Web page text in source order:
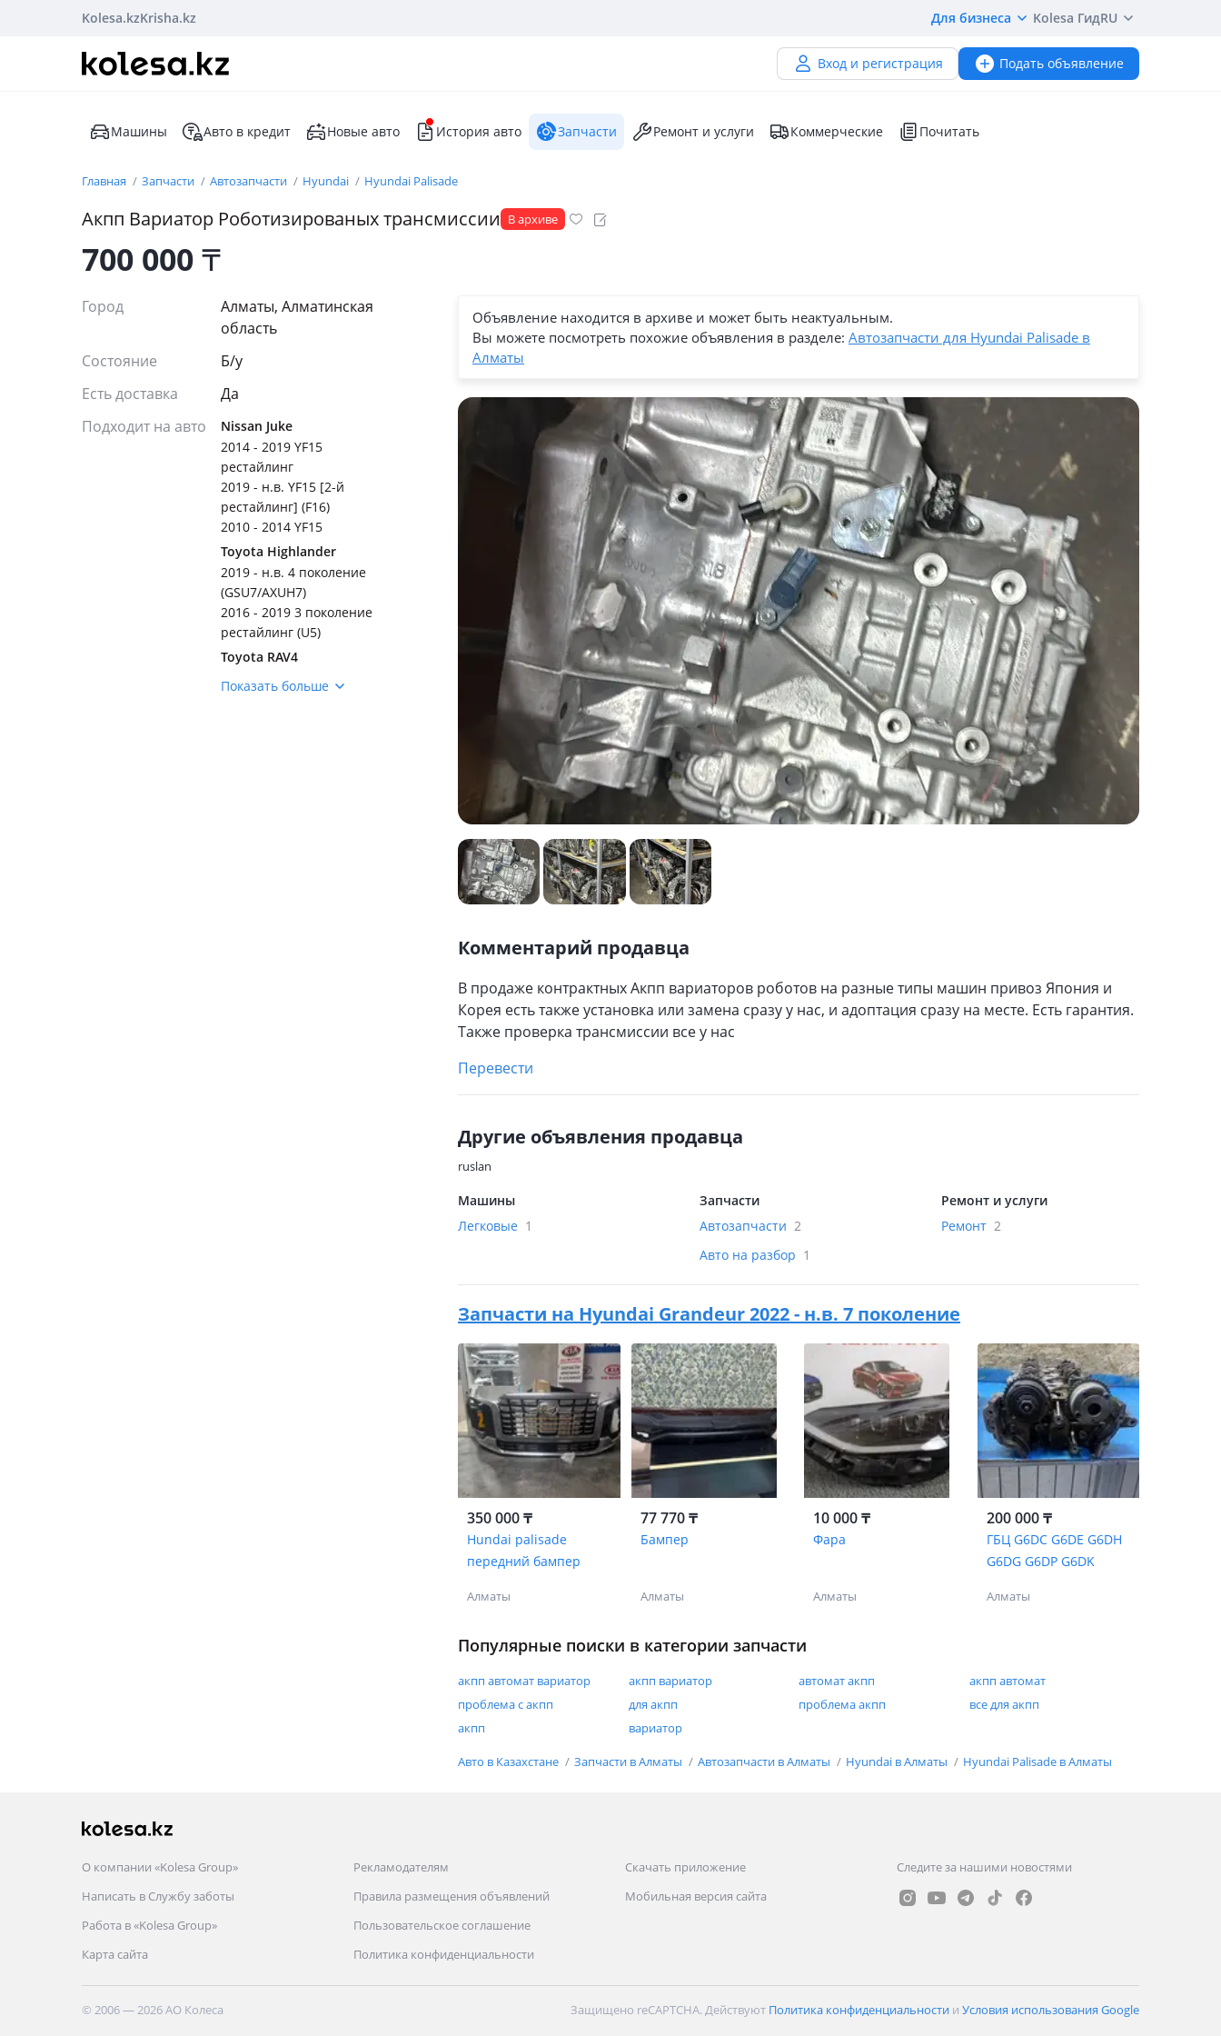
Kolesa.kzKrisha.kz Для бизнеса Kolesa ГидRU
Вход и регистрация Подать объявление
Машины Авто в кредит Новые авто История авто Запчасти Ремонт и услуги Коммерческие Почитать
Главная Запчасти Автозапчасти Hyundai Hyundai Palisade
Акпп Вариатор Роботизированых трансмиссии В архиве
700 000₸
Город
Алматы, Алматинская
область
Состояние
Б/y
Есть доставка
Да
Подходит на авто
Nissan Juke
2014 - 2019 YF15
рестайлинг
2019 - н.в. YF15 [2-й
рестайлинг] (F16)
2010 - 2014 YF15
Toyota Highlander
2019 - н.в. 4 поколение
(GSU7/AXUH7)
2016 - 2019 3 поколение
рестайлинг (U5)
Toyota RAV4
2015 - 2019 4 поколение
Показать больше
Объявление находится в архиве и может быть неактуальным.
Вы можете посмотреть похожие объявления в разделе: Автозапчасти для Hyundai Palisade в
Алматы
Комментарий продавца
В продаже контрактных Акпп вариаторов роботов на разные типы машин привоз Япония и
Корея есть также установка или замена сразу у нас, и адоптация сразу на месте. Есть гарантия.
Также проверка трансмиссии все у нас
Перевести
Другие объявления продавца
ruslan
Машины
Легковые 1
Запчасти
Автозапчасти 2
Авто на разбор 1
Ремонт и услуги
Ремонт 2
Запчасти на Hyundai Grandeur 2022 - н.в. 7 поколение
350 000 ₸
Hundai palisade
передний бампер
Алматы
77 770 ₸
Бампер
Алматы
10 000 ₸
Фара
Алматы
200 000 ₸
ГБЦ G6DC G6DE G6DH
G6DG G6DP G6DK
Алматы
Популярные поиски в категории запчасти
акпп автомат вариатор акпп вариатор автомат акпп
акпп автомат
проблема с акпп
для акпп проблема акпп
все для акпп
акпп
вариатор
Авто в Казахстане Запчасти в Алматы Автозапчасти в Алматы Hyundai в Алматы Hyundai Palisade в Алматы
О компании «Kolesa Group»
Написать в Службу заботы
Работа в «Kolesa Group»
Карта сайта
Рекламодателям
Правила размещения объявлений
Пользовательское соглашение
Политика конфиденциальности
Скачать приложение
Мобильная версия сайта
Следите за нашими новостями
© 2006 — 2026 АО Колеса Защищено reCAPTCHA. Действуют Политика конфиденциальности и Условия использования Google